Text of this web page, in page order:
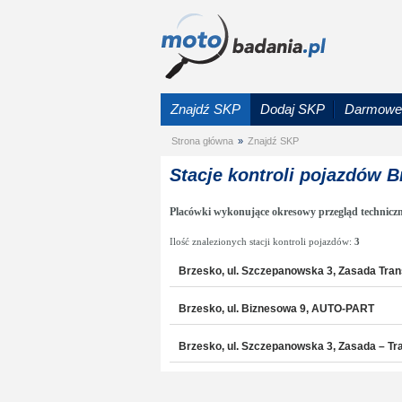
Znajdź SKP Dodaj SKP
Strona główna » Znajdź SKP
Stacje kontroli pojazdów
Placówki wykonujące okresowy przegląd
Ilość znalezionych stacji kontroli pojazdów: 3
Brzesko, ul. Szczepanowska 3, Zasada
Brzesko, ul. Biznesowa 9, AUTO-PART
Brzesko, ul. Szczepanowska 3, Zasada –